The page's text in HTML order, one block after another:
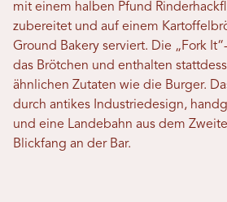
mit einem halben Pfund
zubereitet und auf einem
Ground Bakery serviert. Die „Fork
das Brötchen und enthalten
ähnlichen Zutaten wie die Burger.
durch antikes Industriedesign,
und eine Landebahn aus dem
Blickfang an der Bar.